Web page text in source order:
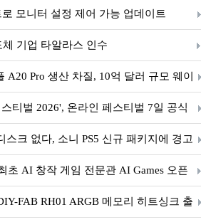
한 기념 이벤트 실시!
모니터 설정 제어 가능 업데이트
기업 타알라스 인수
A20 Pro 생산 차질, 10억 달러 규모 웨이
티벌 2026', 온라인 페스티벌 7일 공식
스크 없다, 소니 PS5 신규 패키지에 경고
초 AI 창작 게임 전문관 AI Games 오픈
FAB RH01 ARGB 메모리 히트싱크 출